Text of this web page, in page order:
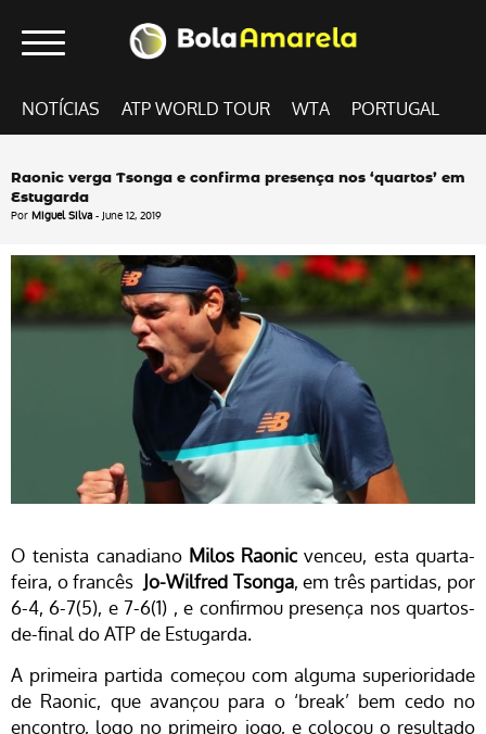
NOTÍCIAS ATP WORLD TOUR WTA PORTUGAL
Raonic verga Tsonga e confirma presença nos ‘quartos’ em
Estugarda
Por Miguel Silva - June 12, 2019
O tenista canadiano Milos Raonic venceu, esta quarta-
feira, o francêsJo-Wilfred Tsonga, em três partidas, por
6-4, 6-7(5), e 7-6(1) , e confirmou presença nos quartos-
de-final do ATP de Estugarda.
A primeira partida começou com alguma superioridade
de Raonic, que avançou para o ‘break’ bem cedo no
encontro, logo no primeiro jogo, e colocou o resultado